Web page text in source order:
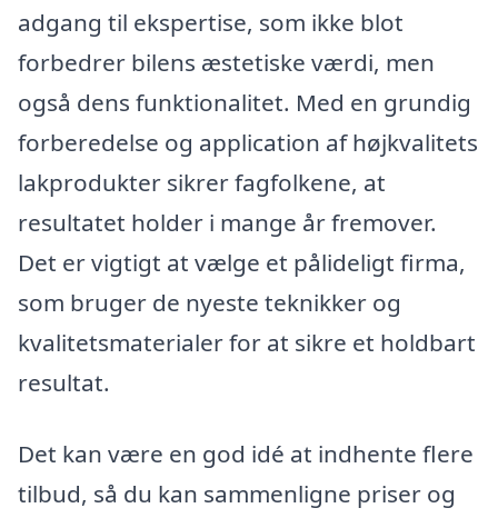
adgang til ekspertise, som ikke blot
forbedrer bilens æstetiske værdi, men
også dens funktionalitet. Med en grundig
forberedelse og application af højkvalitets
lakprodukter sikrer fagfolkene, at
resultatet holder i mange år fremover.
Det er vigtigt at vælge et pålideligt firma,
som bruger de nyeste teknikker og
kvalitetsmaterialer for at sikre et holdbart
resultat.
Det kan være en god idé at indhente flere
tilbud, så du kan sammenligne priser og